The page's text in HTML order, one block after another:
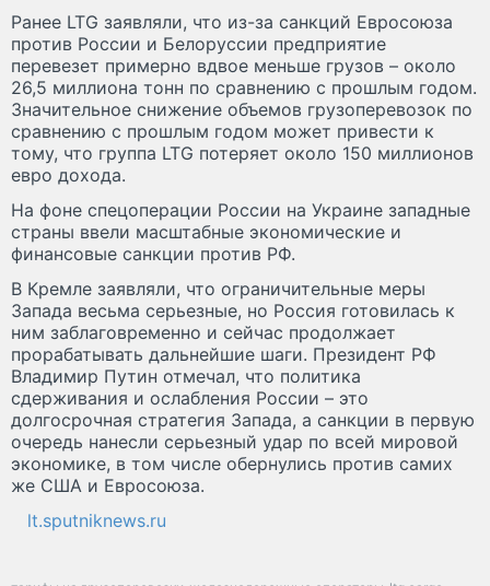
Ранее LTG заявляли, что из-за санкций Евросоюза
против России и Белоруссии предприятие
перевезет примерно вдвое меньше грузов – около
26,5 миллиона тонн по сравнению с прошлым годом.
Значительное снижение объемов грузоперевозок по
сравнению с прошлым годом может привести к
тому, что группа LTG потеряет около 150 миллионов
евро дохода.
На фоне спецоперации России на Украине западные
страны ввели масштабные экономические и
финансовые санкции против РФ.
В Кремле заявляли, что ограничительные меры
Запада весьма серьезные, но Россия готовилась к
ним заблаговременно и сейчас продолжает
прорабатывать дальнейшие шаги. Президент РФ
Владимир Путин отмечал, что политика
сдерживания и ослабления России – это
долгосрочная стратегия Запада, а санкции в первую
очередь нанесли серьезный удар по всей мировой
экономике, в том числе обернулись против самих
же США и Евросоюза.
lt.sputniknews.ru